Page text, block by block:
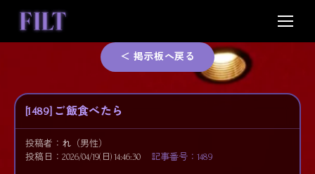
content
＜ 掲示板へ戻る
[1489] ご飯食べたら
投稿者： れ （男性）
投稿日：2026/04/19(日) 14:46:30
記事番号：1489